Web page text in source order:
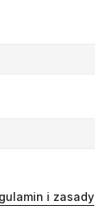
i zasady